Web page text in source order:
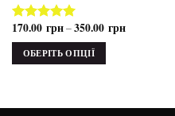
Оцінено в
5.00з 5
170.00 грн–350.00 грн
ОБЕРІТЬ ОПЦІЇ
має